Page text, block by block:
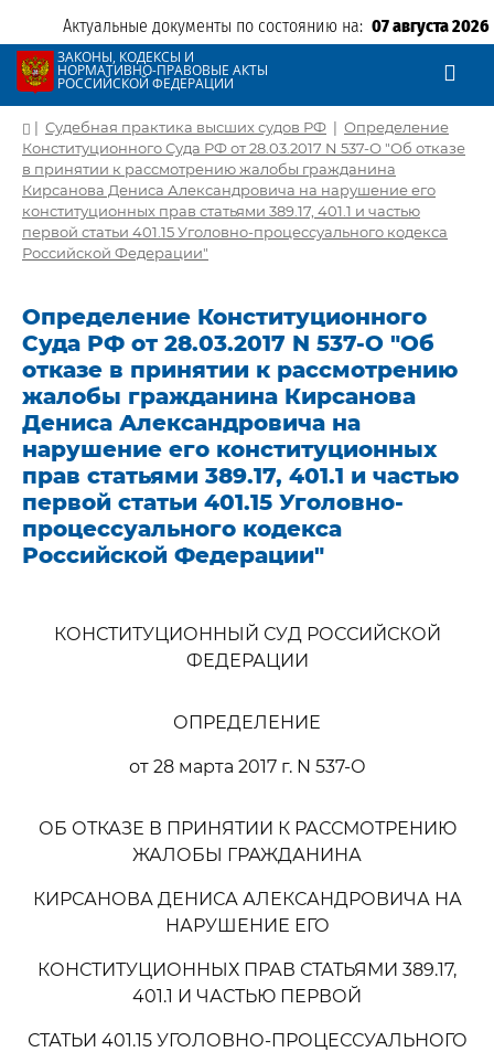
Актуальные документы по состоянию на: 07 августа 2026
ЗАКОНЫ, КОДЕКСЫ И
НОРМАТИВНО-ПРАВОВЫЕ АКТЫ
РОССИЙСКОЙ ФЕДЕРАЦИИ
| Судебная практика высших судов РФ | Определение
Конституционного Суда РФ от 28.03.2017 N 537-О "Об отказе
в принятии к рассмотрению жалобы гражданина
Кирсанова Дениса Александровича на нарушение его
конституционных прав статьями 389.17, 401.1 и частью
первой статьи 401.15 Уголовно-процессуального кодекса
Российской Федерации"
Определение Конституционного
Суда РФ от 28.03.2017 N 537-О "Об
отказе в принятии к рассмотрению
жалобы гражданина Кирсанова
Дениса Александровича на
нарушение его конституционных
прав статьями 389.17, 401.1 и частью
первой статьи 401.15 Уголовно-
процессуального кодекса
Российской Федерации"
КОНСТИТУЦИОННЫЙ СУД РОССИЙСКОЙ
ФЕДЕРАЦИИ
ОПРЕДЕЛЕНИЕ
от 28 марта 2017 г. N 537-О
ОБ ОТКАЗЕ В ПРИНЯТИИ К РАССМОТРЕНИЮ
ЖАЛОБЫ ГРАЖДАНИНА
КИРСАНОВА ДЕНИСА АЛЕКСАНДРОВИЧА НА
НАРУШЕНИЕ ЕГО
КОНСТИТУЦИОННЫХ ПРАВ СТАТЬЯМИ 389.17,
401.1 И ЧАСТЬЮ ПЕРВОЙ
СТАТЬИ 401.15 УГОЛОВНО-ПРОЦЕССУАЛЬНОГО